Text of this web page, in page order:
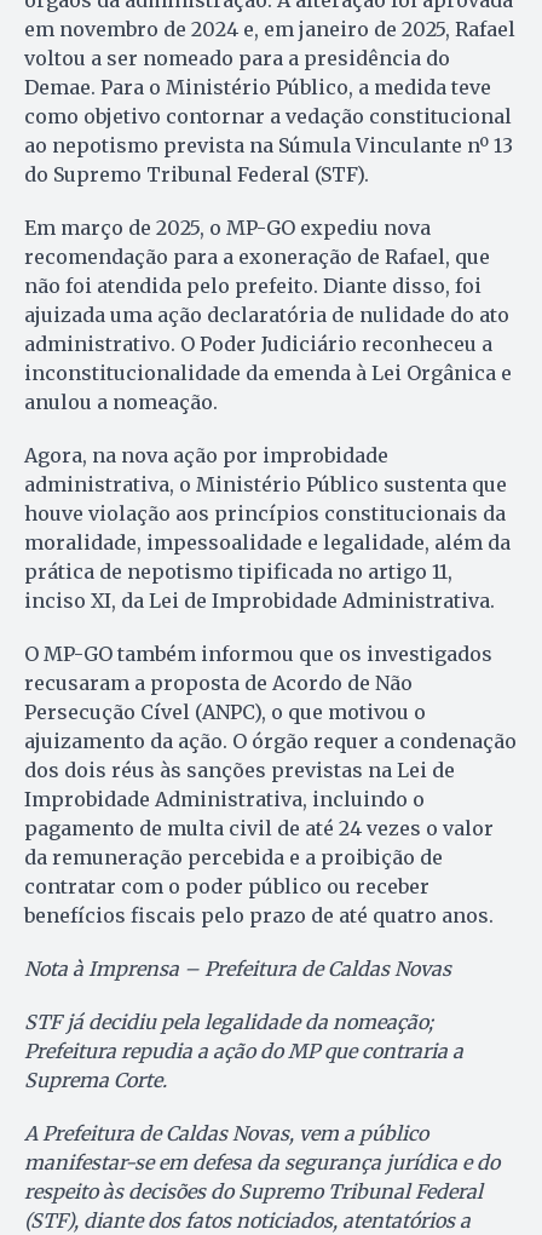
em novembro de 2024 e, em janeiro de 2025, Rafael
voltou a ser nomeado para a presidência do
Demae. Para o Ministério Público, a medida teve
como objetivo contornar a vedação constitucional
ao nepotismo prevista na Súmula Vinculante nº 13
do Supremo Tribunal Federal (STF).
Em março de 2025, o MP-GO expediu nova
recomendação para a exoneração de Rafael, que
não foi atendida pelo prefeito. Diante disso, foi
ajuizada uma ação declaratória de nulidade do ato
administrativo. O Poder Judiciário reconheceu a
inconstitucionalidade da emenda à Lei Orgânica e
anulou a nomeação.
Agora, na nova ação por improbidade
administrativa, o Ministério Público sustenta que
houve violação aos princípios constitucionais da
moralidade, impessoalidade e legalidade, além da
prática de nepotismo tipificada no artigo 11,
inciso XI, da Lei de Improbidade Administrativa.
O MP-GO também informou que os investigados
recusaram a proposta de Acordo de Não
Persecução Cível (ANPC), o que motivou o
ajuizamento da ação. O órgão requer a condenação
dos dois réus às sanções previstas na Lei de
Improbidade Administrativa, incluindo o
pagamento de multa civil de até 24 vezes o valor
da remuneração percebida e a proibição de
contratar com o poder público ou receber
benefícios fiscais pelo prazo de até quatro anos.
Nota à Imprensa – Prefeitura de Caldas Novas
STF já decidiu pela legalidade da nomeação;
Prefeitura repudia a ação do MP que contraria a
Suprema Corte.
A Prefeitura de Caldas Novas, vem a público
manifestar-se em defesa da segurança jurídica e do
respeito às decisões do Supremo Tribunal Federal
(STF), diante dos fatos noticiados, atentatórios a